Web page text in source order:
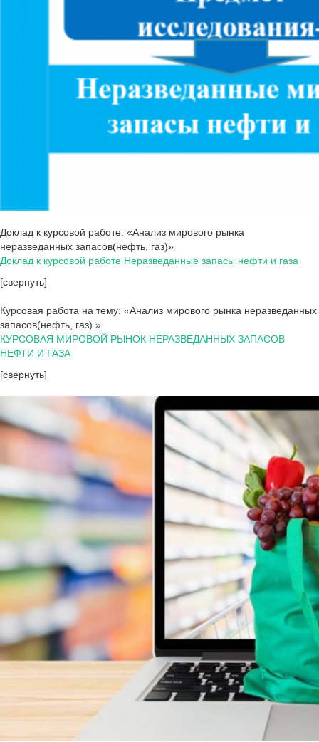
Доклад к курсовой работе: «Анализ мирового рынка
неразведанных запасов(нефть, газ)»
Доклад к курсовой работе Неразведанные запасы нефти и газа
[свернуть]
Курсовая работа на тему: «Анализ мирового рынка неразведанных
запасов(нефть, газ) »
КУРСОВАЯ МИРОВОЙ РЫНОК НЕРАЗВЕДАННЫХ ЗАПАСОВ
НЕФТИ И ГАЗА
[свернуть]